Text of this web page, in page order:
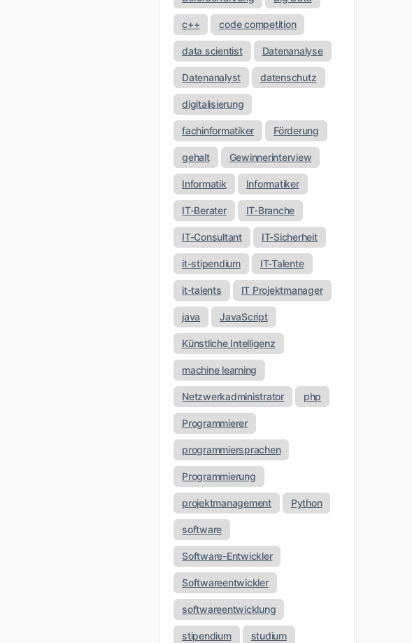
c++ code competition
data scientist Datenanalyse
Datenanalyst datenschutz
digitalisierung
fachinformatiker Förderung
gehalt Gewinnerinterview
Informatik Informatiker
IT-Berater IT-Branche
IT-Consultant IT-Sicherheit
it-stipendium IT-Talente
it-talents IT Projektmanager
java JavaScript
Künstliche Intelligenz
machine learning
Netzwerkadministrator php
Programmierer
programmiersprachen
Programmierung
projektmanagement Python
software
Software-Entwickler
Softwareentwickler
softwareentwicklung
stipendium studium